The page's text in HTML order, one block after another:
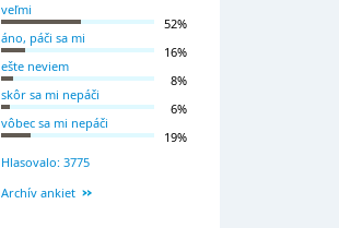
veľmi
52%
áno, páči sa mi
16%
ešte neviem
8%
skôr sa mi nepáči
6%
vôbec sa mi nepáči
19%
Hlasovalo: 3775
Archív ankiet